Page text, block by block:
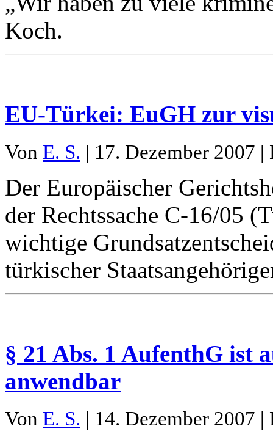
Koch.
EU-Türkei: EuGH zur
Von E. S. | 17. Dezember 2007
Der Europäischer
der Rechtssache C-16/05
wichtige
türkischer
§ 21 Abs. 1 AufenthG ist
anwendbar
Von E. S. | 14. Dezember 2007